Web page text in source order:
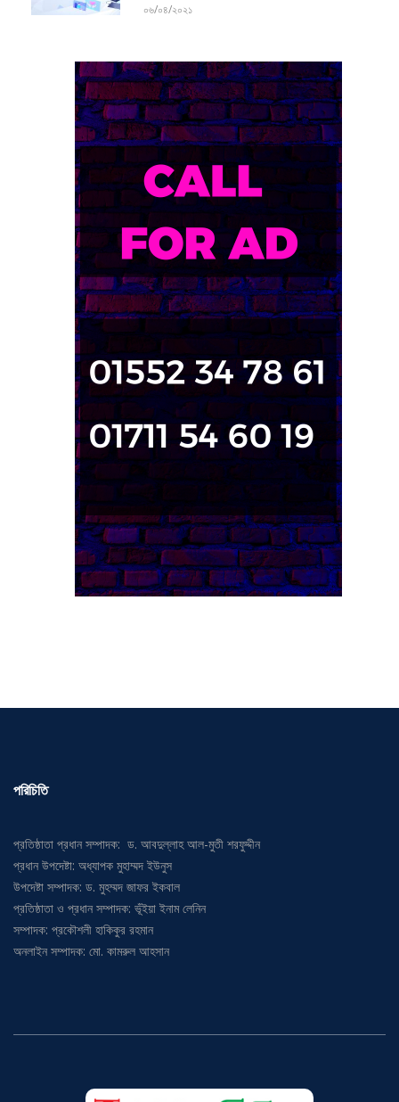
০৬/০৪/২০২১
পরিচিতি
প্রতিষ্ঠাতা প্রধান সম্পাদক: ড. আবদুল্লাহ আল-মুতী শরফুদ্দীন
প্রধান উপদেষ্টা: অধ্যাপক মুহাম্মদ ইউনুস
উপদেষ্টা সম্পাদক: ড. মুহম্মদ জাফর ইকবাল
প্রতিষ্ঠাতা ও প্রধান সম্পাদক: ভূঁইয়া ইনাম লেনিন
সম্পাদক: প্রকৌশলী হাকিকুর রহমান
অনলাইন সম্পাদক: মো. কামরুল আহসান